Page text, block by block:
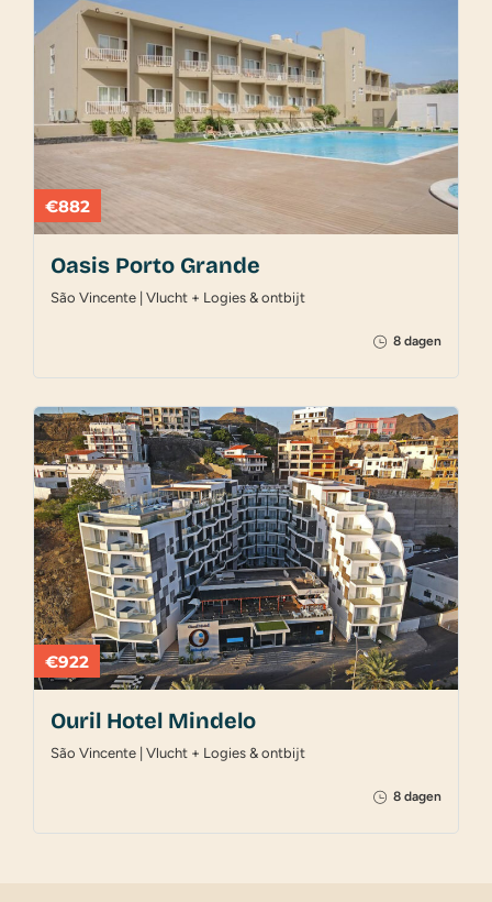
€882
Oasis Porto Grande
São Vincente | Vlucht + Logies & ontbijt
8 dagen
€922
Ouril Hotel Mindelo
São Vincente | Vlucht + Logies & ontbijt
8 dagen